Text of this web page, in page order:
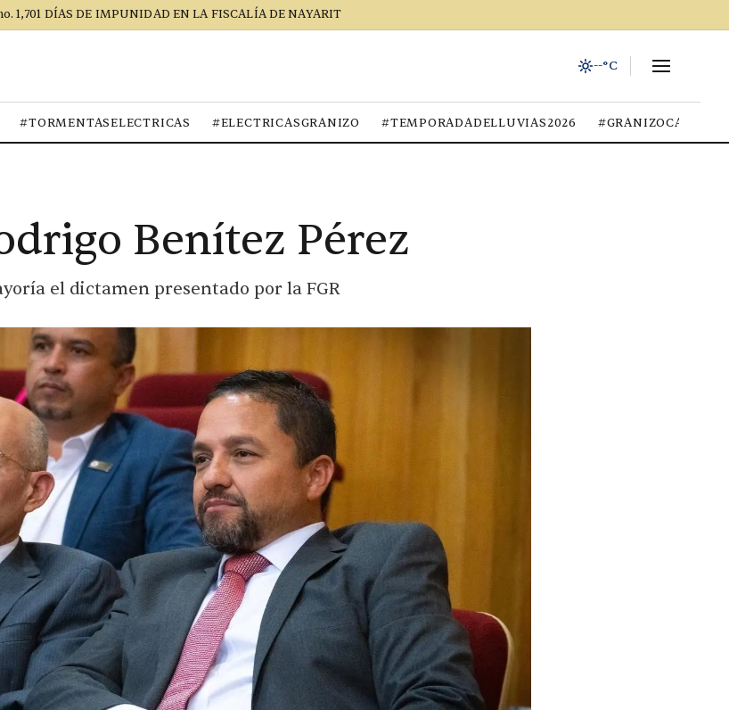
1,701 DÍAS DE IMPUNIDAD EN LA FISCALÍA DE NAYARIT
--°C
#TORMENTASELECTRICAS #ELECTRICASGRANIZO #TEMPORADADELLUVIAS2026 #GRANIZOCALOR
Benítez Pérez
el dictamen presentado por la FGR